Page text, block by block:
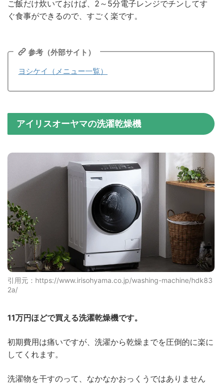
ご飯だけ炊いておけば、2～5分電子レンジでチンしてす
ぐ食事ができるので、すごく楽です。
参考（外部サイト）
ヨシケイ（メニュー一覧）
アイリスオーヤマの洗濯乾燥機
引用元：https://www.irisohyama.co.jp/washing-machine/hdk83
2a/
11万円ほどで買える洗濯乾燥機です。
初期費用は痛いですが、洗濯から乾燥までを圧倒的に楽に
してくれます。
洗濯物を干すのって、なかなかおっくうではありません